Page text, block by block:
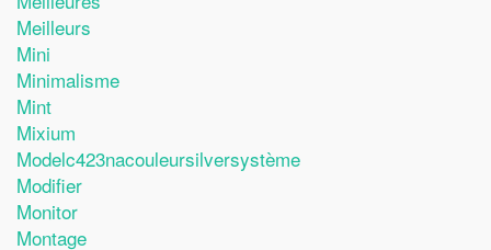
Meilleurs
Mini
Minimalisme
Mint
Mixium
Modelc423nacouleursilversystème
Modifier
Monitor
Montage